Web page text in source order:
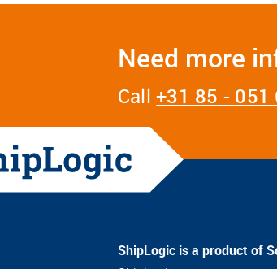
Need more
Call+31 85 - 051
ShipLogic is a product of